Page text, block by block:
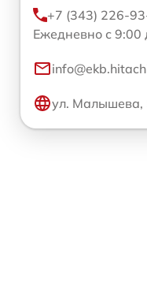
+7 (343) 226-
Ежедневно с 9:00
ул. Малышева,